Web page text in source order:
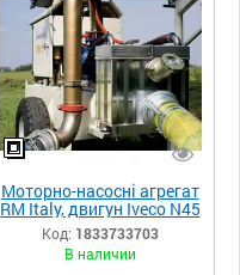
Моторно-насосні агрегат
RM Italy, двигун Iveco N45
MSTX, насос Caprari MEC
Mg 100/2 HT - 126 к.с. (93
kWt)
Код: 1833733703
В наличии